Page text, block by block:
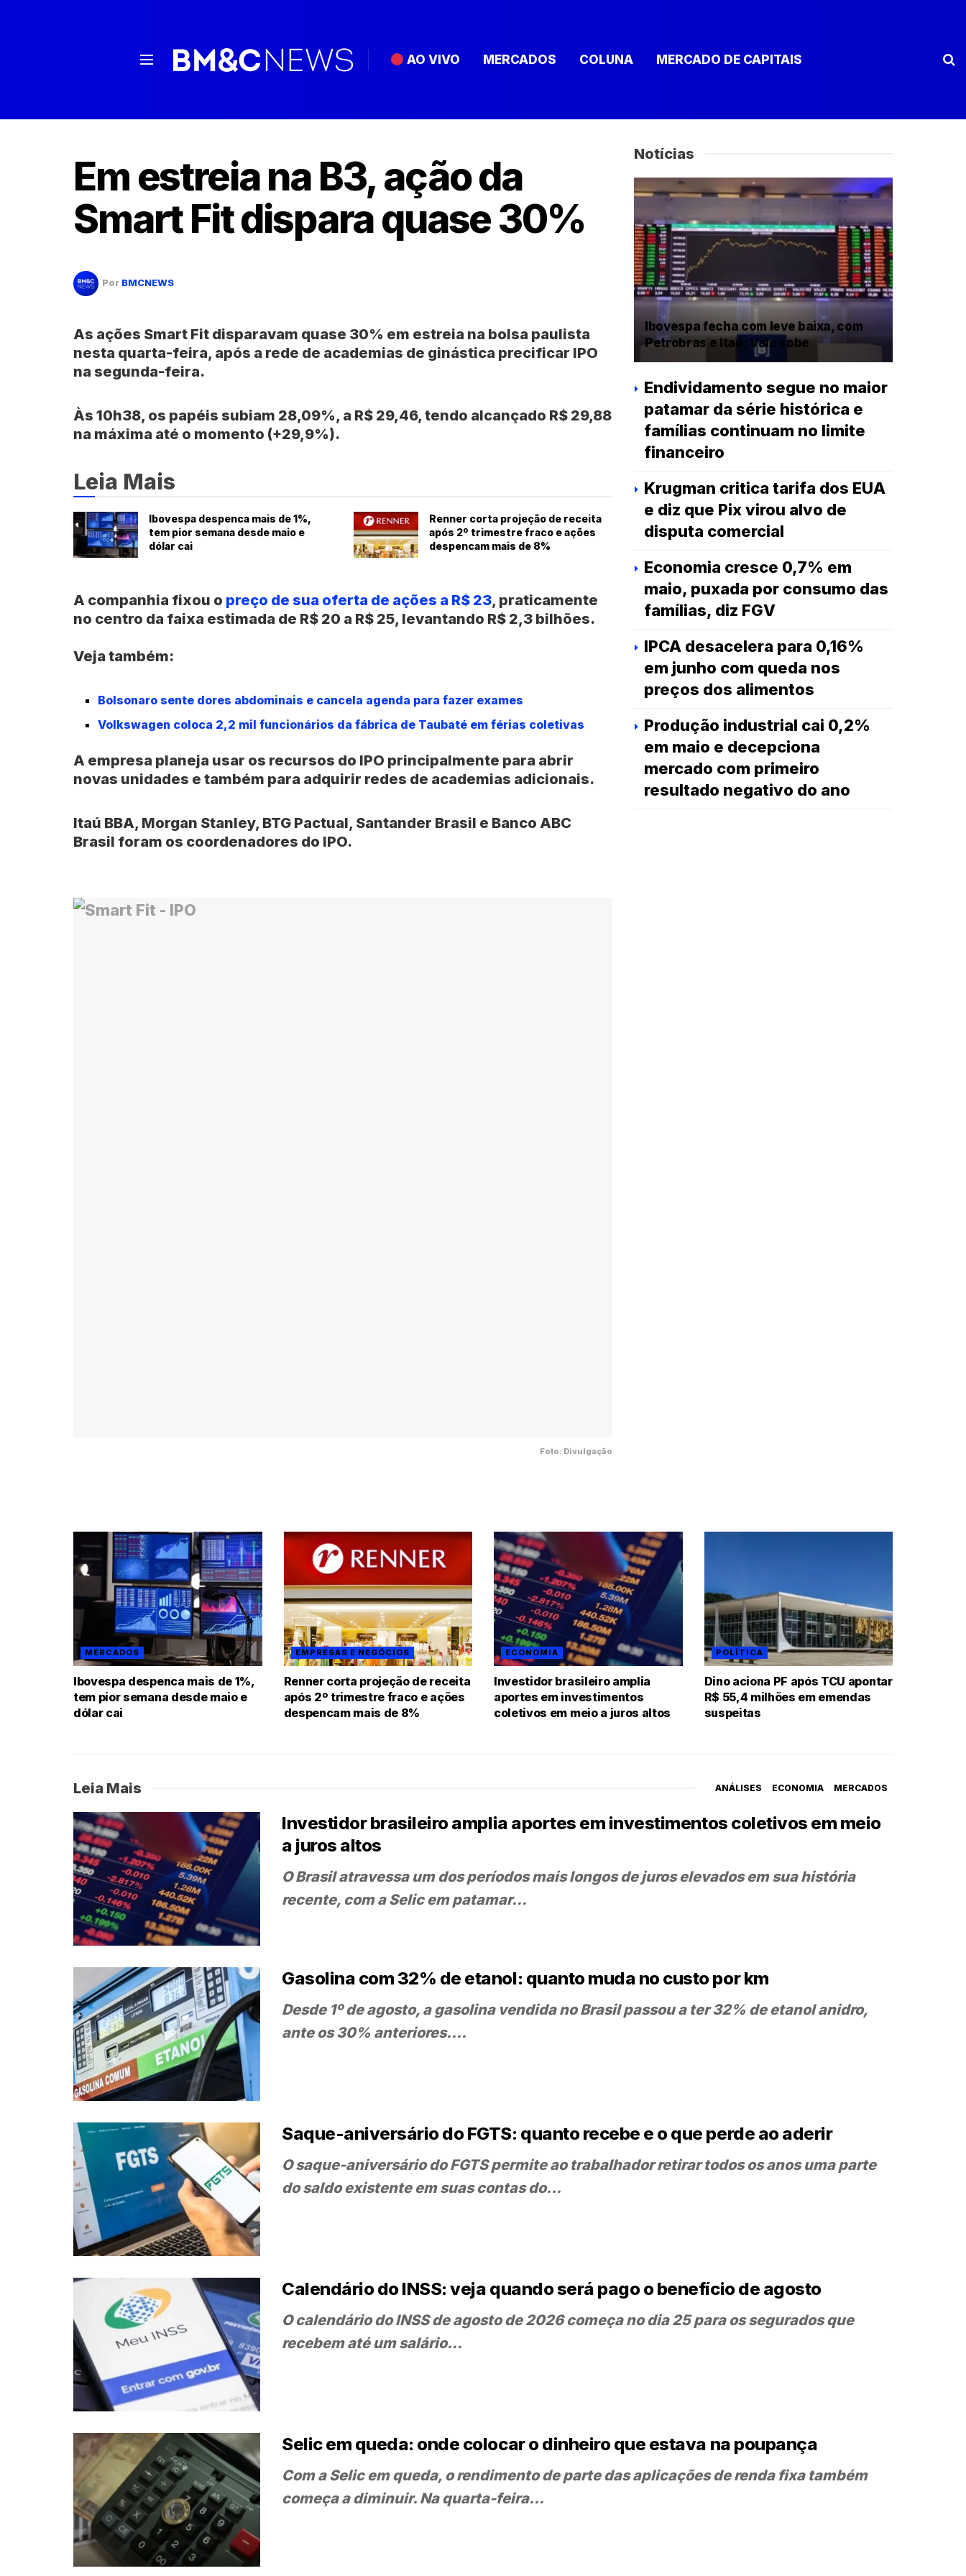
AO VIVO MERCADOS COLUNA MERCADO DE CAPITAIS
Em estreia na B3, ação da
Smart Fit dispara quase 30%
Por BMCNEWS
As ações Smart Fit disparavam quase 30% em estreia na bolsa paulista
nesta quarta-feira, após a rede de academias de ginástica precificar IPO
na segunda-feira.
Às 10h38, os papéis subiam 28,09%, a R$ 29,46, tendo alcançado R$ 29,88
na máxima até o momento (+29,9%).
Leia Mais
Ibovespa despenca mais de 1%,
tem pior semana desde maio e
dólar cai
Renner corta projeção de receita
após 2º trimestre fraco e ações
despencam mais de 8%
A companhia fixou o preço de sua oferta de ações a R$ 23, praticamente
no centro da faixa estimada de R$ 20 a R$ 25, levantando R$ 2,3 bilhões.
Veja também:
Bolsonaro sente dores abdominais e cancela agenda para fazer exames
Volkswagen coloca 2,2 mil funcionários da fábrica de Taubaté em férias coletivas
A empresa planeja usar os recursos do IPO principalmente para abrir
novas unidades e também para adquirir redes de academias adicionais.
Itaú BBA, Morgan Stanley, BTG Pactual, Santander Brasil e Banco ABC
Brasil foram os coordenadores do IPO.
Foto: Divulgação
Notícias
Ibovespa fecha com leve baixa, com
Petrobras e Itaú; Vale sobe
Endividamento segue no maior
patamar da série histórica e
famílias continuam no limite
financeiro
Krugman critica tarifa dos EUA
e diz que Pix virou alvo de
disputa comercial
Economia cresce 0,7% em
maio, puxada por consumo das
famílias, diz FGV
IPCA desacelera para 0,16%
em junho com queda nos
preços dos alimentos
Produção industrial cai 0,2%
em maio e decepciona
mercado com primeiro
resultado negativo do ano
MERCADOS
Ibovespa despenca mais de 1%,
tem pior semana desde maio e
dólar cai
EMPRESAS E NEGÓCIOS
Renner corta projeção de receita
após 2º trimestre fraco e ações
despencam mais de 8%
ECONOMIA
Investidor brasileiro amplia
aportes em investimentos
coletivos em meio a juros altos
POLÍTICA
Dino aciona PF após TCU apontar
R$ 55,4 milhões em emendas
suspeitas
Leia Mais ANÁLISES ECONOMIA MERCADOS
Investidor brasileiro amplia aportes em investimentos coletivos em meio
a juros altos
O Brasil atravessa um dos períodos mais longos de juros elevados em sua história
recente, com a Selic em patamar...
Gasolina com 32% de etanol: quanto muda no custo por km
Desde 1º de agosto, a gasolina vendida no Brasil passou a ter 32% de etanol anidro,
ante os 30% anteriores....
Saque-aniversário do FGTS: quanto recebe e o que perde ao aderir
O saque-aniversário do FGTS permite ao trabalhador retirar todos os anos uma parte
do saldo existente em suas contas do...
Calendário do INSS: veja quando será pago o benefício de agosto
O calendário do INSS de agosto de 2026 começa no dia 25 para os segurados que
recebem até um salário...
Selic em queda: onde colocar o dinheiro que estava na poupança
Com a Selic em queda, o rendimento de parte das aplicações de renda fixa também
começa a diminuir. Na quarta-feira...